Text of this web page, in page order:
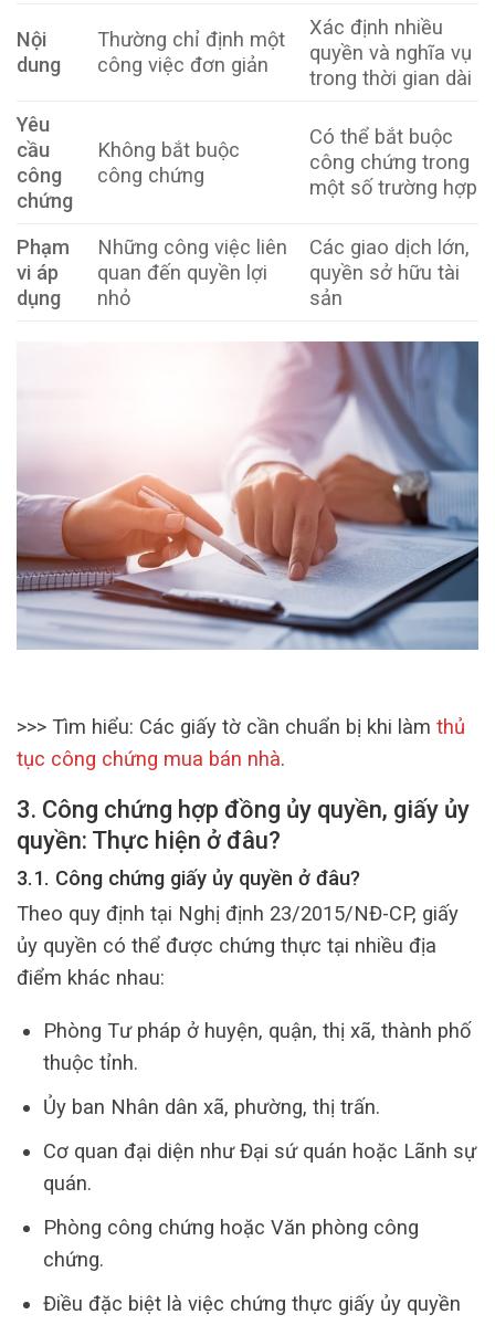
Nội
dung
Thường chỉ định một
công việc đơn giản
Xác định nhiều
quyền và nghĩa vụ
trong thời gian dài
Yêu
cầu
công
chứng
Không bắt buộc
công chứng
Có thể bắt buộc
công chứng trong
một số trường hợp
Phạm
vi áp
dụng
Những công việc liên
quan đến quyền lợi
nhỏ
Các giao dịch lớn,
quyền sở hữu tài
sản
>>> Tìm hiểu: Các giấy tờ cần chuẩn bị khi làm thủ
tục công chứng mua bán nhà.
3. Công chứng hợp đồng ủy quyền, giấy ủy
quyền: Thực hiện ở đâu?
3.1. Công chứng giấy ủy quyền ở đâu?
Theo quy định tại Nghị định 23/2015/NĐ-CP, giấy
ủy quyền có thể được chứng thực tại nhiều địa
điểm khác nhau:
Phòng Tư pháp ở huyện, quận, thị xã, thành phố
thuộc tỉnh.
Ủy ban Nhân dân xã, phường, thị trấn.
Cơ quan đại diện như Đại sứ quán hoặc Lãnh sự
quán.
Phòng công chứng hoặc Văn phòng công
chứng.
Điều đặc biệt là việc chứng thực giấy ủy quyền